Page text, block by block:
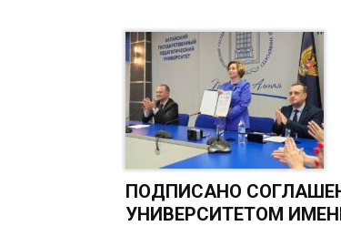
ПОДПИСАНО
УНИВЕРСИТЕТОМ